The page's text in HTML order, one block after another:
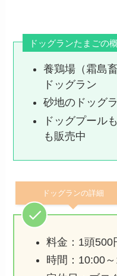
ドッグランたまごの
養鶏場（霜島
ドッグラン
砂地のドッグ
ドッグプール
も販売中
ドッグランの詳細
料金：1頭500
時間：10:00